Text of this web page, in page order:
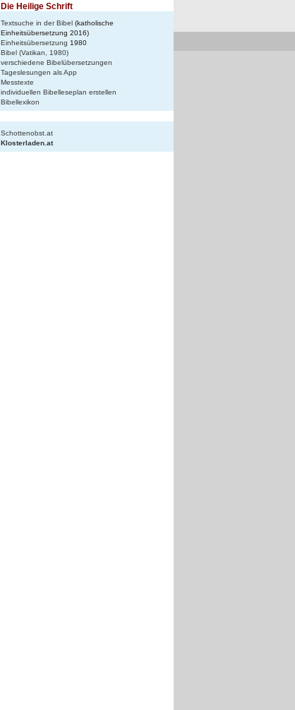
Die Heilige Schrift
Textsuche in der Bibel (katholische
Einheitsübersetzung 2016)
Einheitsübersetzung 1980
Bibel (Vatikan, 1980)
verschiedene Bibelübersetzungen
Tageslesungen als App
Messtexte
individuellen Bibelleseplan erstellen
Bibellexikon
Schottenobst.at
Klosterladen.at